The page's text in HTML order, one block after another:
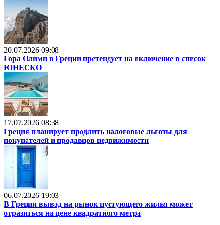
20.07.2026 09:08
Гора Олимп в Греции претендует на включение в список
ЮНЕСКО
17.07.2026 08:38
Греция планирует продлить налоговые льготы для
покупателей и продавцов недвижимости
06.07.2026 19:03
В Греции вывод на рынок пустующего жилья может
отразиться на цене квадратного метра